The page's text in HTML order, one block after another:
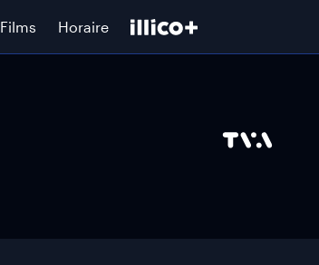
Films Horaire